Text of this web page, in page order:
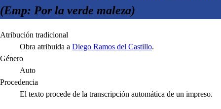
(Emp: Por la verde maleza)
Atribución tradicional
Obra atribuida a Diego Ramos del Castillo.
Género
Auto
Procedencia
El texto procede de la transcripción automática de un impreso.